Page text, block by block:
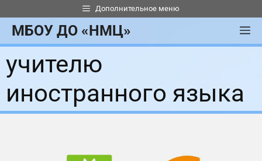
к
содержимому
Дополнительное меню
МБОУ ДО «НМЦ»
учителю
иностранного языка